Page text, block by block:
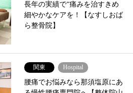
長年の実績で“痛みを治すきめ
細やかなケアを！【なすしおば
ら整骨院】
関東 Hospital
腰痛でお悩みなら那須塩原にあ